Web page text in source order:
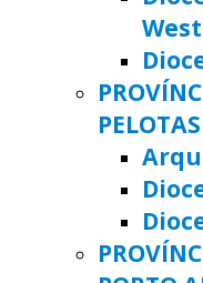
PELOTAS